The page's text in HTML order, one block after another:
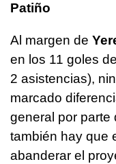
Patiño
Al margen de
en los 11 goles
2 asistencias),
marcado
general por parte
también hay que
abanderar el